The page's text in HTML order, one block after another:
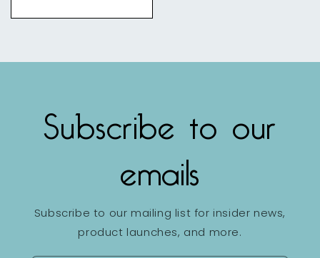
Subscribe to our
emails
Subscribe to our mailing list for insider news,
product launches, and more.